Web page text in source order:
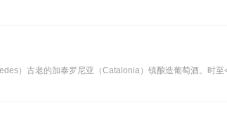
）古老的加泰罗尼亚（Catalonia）镇酿造葡萄酒。时至